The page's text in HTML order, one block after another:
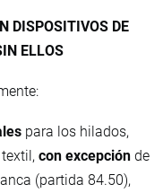
DISPOSITIVOS DE
ELLOS
para los hilados,
con excepción de
(partida 84.50),